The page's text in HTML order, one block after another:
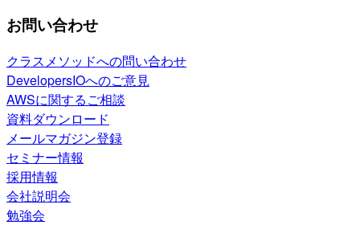
お問い合わせ
クラスメソッドへの問い合わせ
DevelopersIOへのご意見
AWSに関するご相談
資料ダウンロード
メールマガジン登録
セミナー情報
採用情報
会社説明会
勉強会